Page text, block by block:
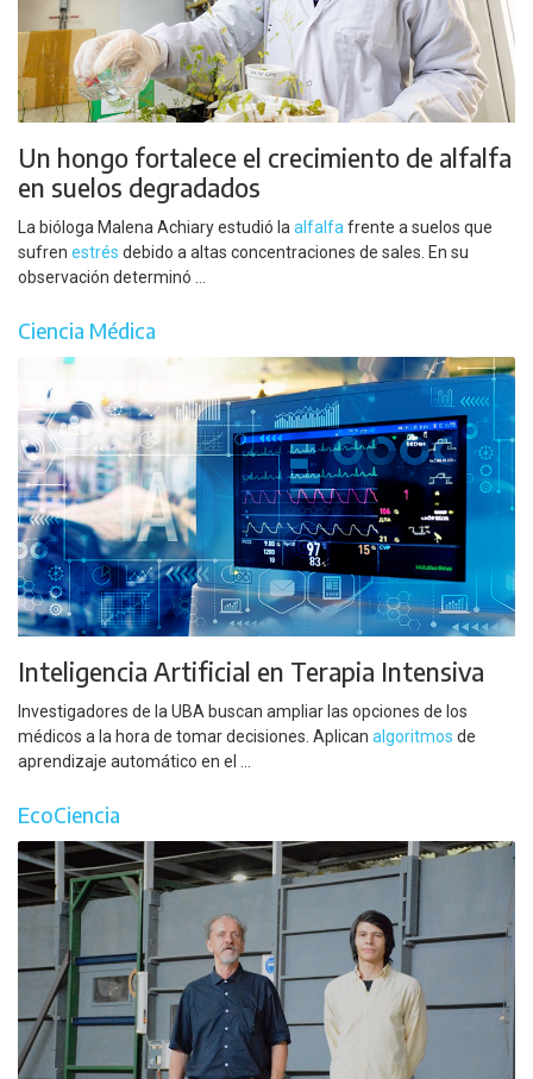
Un hongo fortalece el crecimiento de alfalfa
en suelos degradados
La bióloga Malena Achiary estudió la alfalfa frente a suelos que
sufren estrés debido a altas concentraciones de sales. En su
observación determinó ...
Ciencia Médica
Inteligencia Artificial en Terapia Intensiva
Investigadores de la UBA buscan ampliar las opciones de los
médicos a la hora de tomar decisiones. Aplican algoritmos de
aprendizaje automático en el ...
EcoCiencia